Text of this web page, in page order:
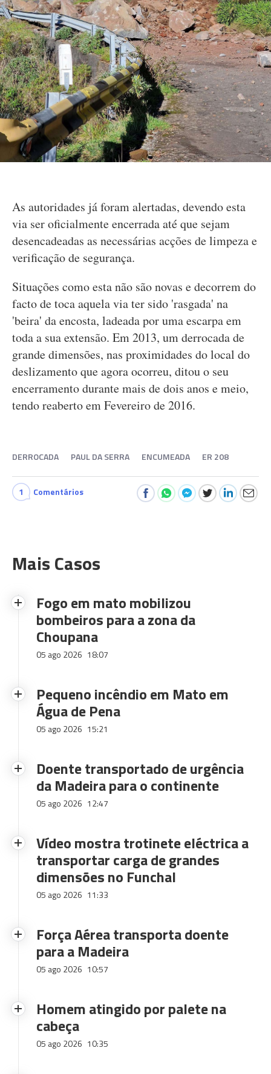
As autoridades já foram alertadas, devendo esta
via ser oficialmente encerrada até que sejam
desencadeadas as necessárias acções de limpeza e
verificação de segurança.
Situações como esta não são novas e decorrem do
facto de toca aquela via ter sido 'rasgada' na
'beira' da encosta, ladeada por uma escarpa em
toda a sua extensão. Em 2013, um derrocada de
grande dimensões, nas proximidades do local do
deslizamento que agora ocorreu, ditou o seu
encerramento durante mais de dois anos e meio,
tendo reaberto em Fevereiro de 2016.
DERROCADA PAUL DA SERRA ENCUMEADA ER 208
1 Comentários
Mais Casos
Fogo em mato mobilizou
bombeiros para a zona da
Choupana
05 ago 2026 18:07
Pequeno incêndio em Mato em
Água de Pena
05 ago 2026 15:21
Doente transportado de urgência
da Madeira para o continente
05 ago 2026 12:47
Vídeo mostra trotinete eléctrica a
transportar carga de grandes
dimensões no Funchal
05 ago 2026 11:33
Força Aérea transporta doente
para a Madeira
05 ago 2026 10:57
Homem atingido por palete na
cabeça
05 ago 2026 10:35